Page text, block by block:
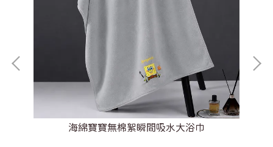
海綿寶寶無棉絮瞬間吸水大浴巾